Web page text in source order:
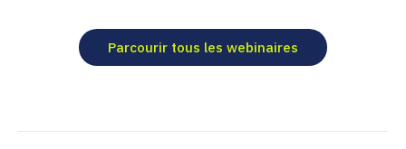
Parcourir tous les webinaires